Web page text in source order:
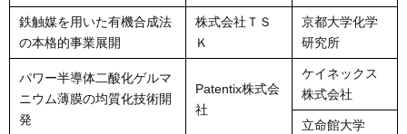
鉄触媒を用いた有機合成法
の本格的事業展開
株式会社ＴＳ
Ｋ
京都大学化学
研究所
パワー半導体二酸化ゲルマ
ニウム薄膜の均質化技術開
発
Patentix株式会
社
ケイネックス
株式会社
立命館大学